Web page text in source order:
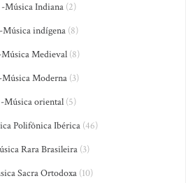
-Música Indiana(2)
-Música indígena(8)
Medieval(8)
-Música Moderna(3)
-Música oriental (5)
Polifônica Ibérica(46)
Rara Brasileira (3)
Sacra Ortodoxa (10)